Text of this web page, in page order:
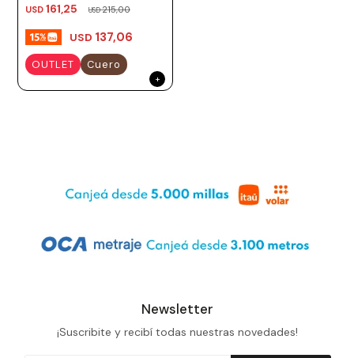
USD 161,25 USD215,00
USD 137,06
OUTLET Cuero
Newsletter
¡Suscribite y recibí todas nuestras novedades!